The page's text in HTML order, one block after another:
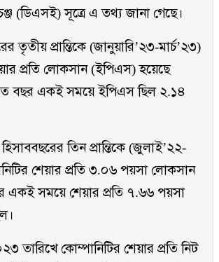
(ডিএসই) সূত্রে এ তথ্য জানা গেছে।
তৃতীয় প্রান্তিকে (জানুয়ারি’২৩-মার্চ’২৩)
প্রতি লোকসান (ইপিএস) হয়েছে
বছর একই সময়ে ইপিএস ছিল ২.১৪
তিন প্রান্তিকে (জুলাই’২২-
শেয়ার প্রতি ৩.০৬ পয়সা লোকসান
একই সময়ে শেয়ার প্রতি ৭.৬৬ পয়সা
তারিখে কোম্পানিটির শেয়ার প্রতি নিট